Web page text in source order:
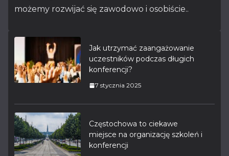
możemy rozwijać się zawodowo i osobiście..
Jak utrzymać zaangażowanie
uczestników podczas długich
konferencji?
7 stycznia 2025
Częstochowa to ciekawe
miejsce na organizację szkoleń i
konferencji